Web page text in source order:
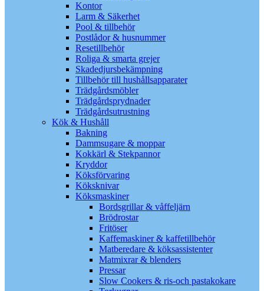
Kontor
Larm & Säkerhet
Pool & tillbehör
Postlådor & husnummer
Resetillbehör
Roliga & smarta grejer
Skadedjursbekämpning
Tillbehör till hushållsapparater
Trädgårdsmöbler
Trädgårdsprydnader
Trädgårdsutrustning
Kök & Hushåll
Bakning
Dammsugare & moppar
Kokkärl & Stekpannor
Kryddor
Köksförvaring
Köksknivar
Köksmaskiner
Bordsgrillar & våffeljärn
Brödrostar
Fritöser
Kaffemaskiner & kaffetillbehör
Matberedare & köksassistenter
Matmixrar & blenders
Pressar
Slow Cookers & ris-och pastakokare